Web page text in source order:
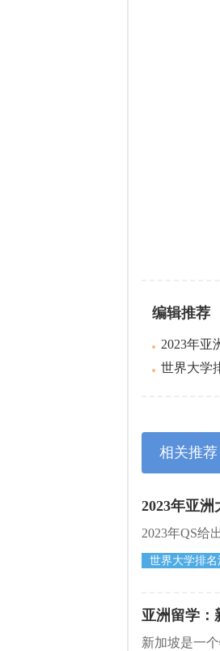
编辑推荐
2023年亚
世界大学
相关推荐
2023年亚洲
2023年QS给
世界大学排名
亚洲留学：
新加坡是一